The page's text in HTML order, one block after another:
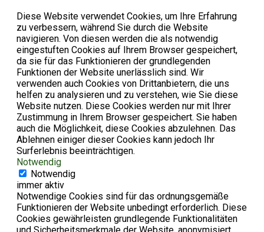
Diese Website verwendet Cookies, um Ihre Erfahrung
zu verbessern, während Sie durch die Website
navigieren. Von diesen werden die als notwendig
eingestuften Cookies auf Ihrem Browser gespeichert,
da sie für das Funktionieren der grundlegenden
Funktionen der Website unerlässlich sind. Wir
verwenden auch Cookies von Drittanbietern, die uns
helfen zu analysieren und zu verstehen, wie Sie diese
Website nutzen. Diese Cookies werden nur mit Ihrer
Zustimmung in Ihrem Browser gespeichert. Sie haben
auch die Möglichkeit, diese Cookies abzulehnen. Das
Ablehnen einiger dieser Cookies kann jedoch Ihr
Surferlebnis beeinträchtigen.
Notwendig
Notwendig
immer aktiv
Notwendige Cookies sind für das ordnungsgemäße
Funktionieren der Website unbedingt erforderlich. Diese
Cookies gewährleisten grundlegende Funktionalitäten
und Sicherheitsmerkmale der Website, anonymisiert.